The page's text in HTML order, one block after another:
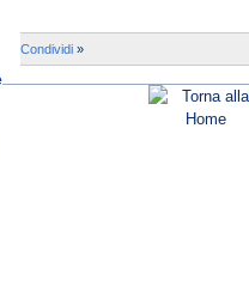
Condividi »